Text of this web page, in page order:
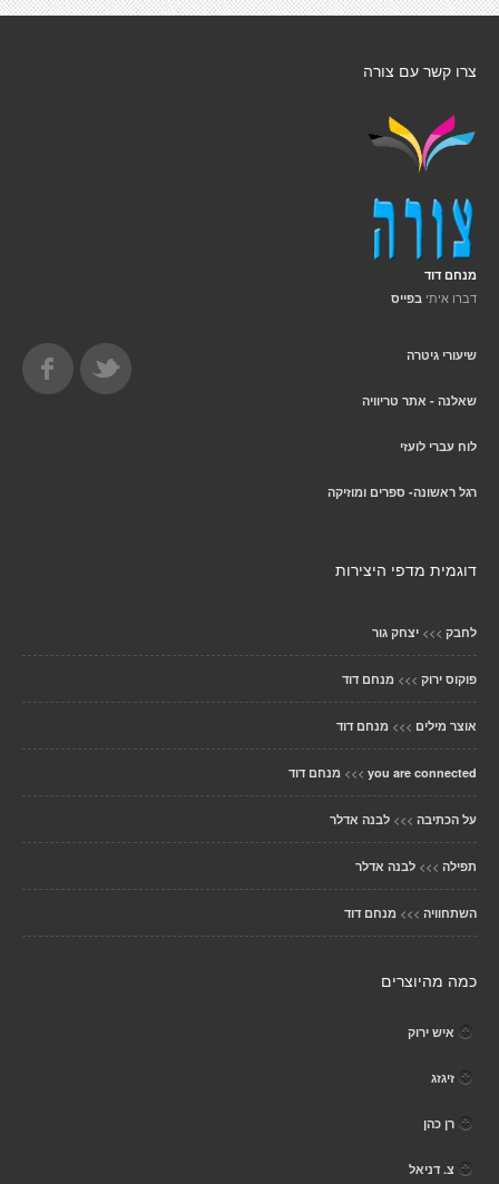
צרו קשר עם צורה
מנחם דוד
דברו איתי בפייס
שיעורי גיטרה
שאלנה - אתר טריוויה
לוח עברי לועזי
רגל ראשונה- ספרים ומוזיקה
דוגמית מדפי היצירות
לחבק >>> יצחק גור
פוקוס ירוק >>> מנחם דוד
אוצר מילים >>> מנחם דוד
you are connected
>>> מנחם דוד
על הכתיבה >>> לבנה אדלר
תפילה >>> לבנה אדלר
השתחוויה >>> מנחם דוד
כמה מהיוצרים
איש ירוק
זיגזג
רן כהן
צ. דניאל